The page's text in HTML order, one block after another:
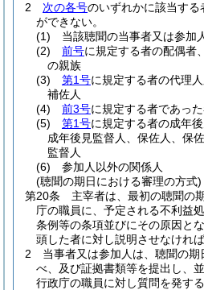
2
次の各号のいずれかに該当する
ができない。
(1)
当該聴聞の当事者又は参加
(2)
前号に規定する者の配偶者
の親族
(3)
第1号に規定する者の代理
補佐人
(4)
前3号に規定する者であっ
(5)
第1号に規定する者の成年
成年後見監督人、保佐人、保
監督人
(6)
参加人以外の関係人
(聴聞の期日における審理の方式)
第20条
主宰者は、最初の聴聞の
庁の職員に、予定される不利益
条例等の条項並びにその原因と
頭した者に対し説明させなければ
2
当事者又は参加人は、聴聞の
べ、及び証拠書類等を提出し、
行政庁の職員に対し質問を発す